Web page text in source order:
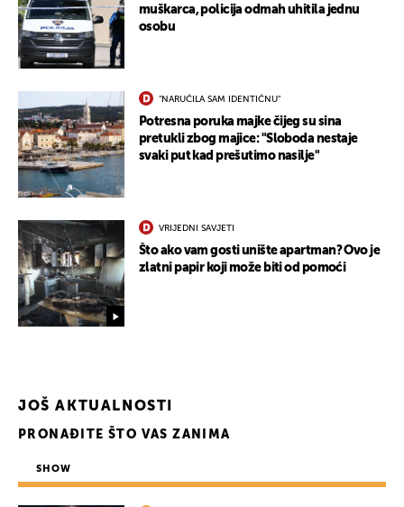
muškarca, policija odmah uhitila jednu
osobu
"NARUČILA SAM IDENTIČNU"
Potresna poruka majke čijeg su sina
pretukli zbog majice: "Sloboda nestaje
svaki put kad prešutimo nasilje"
VRIJEDNI SAVJETI
Što ako vam gosti unište apartman? Ovo je
zlatni papir koji može biti od pomoći
JOŠ AKTUALNOSTI
PRONAĐITE ŠTO VAS ZANIMA
SHOW